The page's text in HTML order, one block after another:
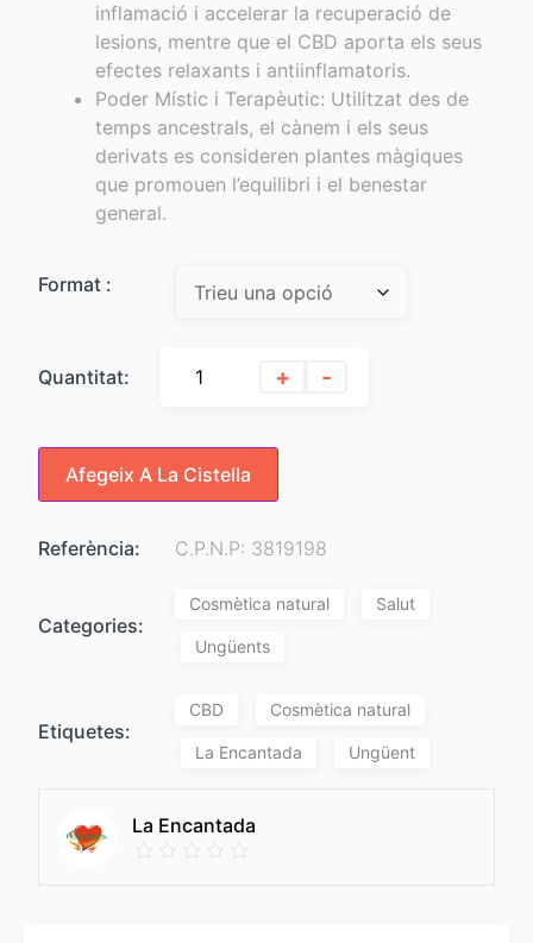
inflamació i accelerar la recuperació de
lesions, mentre que el CBD aporta els seus
efectes relaxants i antiinflamatoris.
Poder Místic i Terapèutic: Utilitzat des de
temps ancestrals, el cànem i els seus
derivats es consideren plantes màgiques
que promouen l’equilibri i el benestar
general.
Format :
Quantitat: + -
Afegeix A La Cistella
Referència: C.P.N.P: 3819198
Categories:
Cosmètica natural Salut
Ungüents
Etiquetes:
CBD Cosmètica natural
La Encantada Ungüent
La Encantada